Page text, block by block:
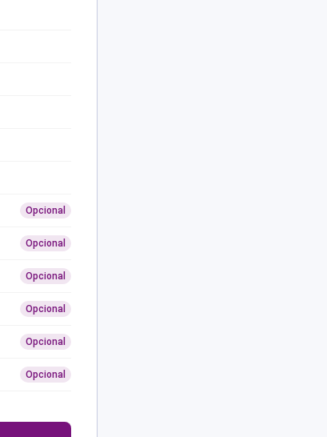
Opcional
Opcional
Opcional
Opcional
Opcional
Opcional